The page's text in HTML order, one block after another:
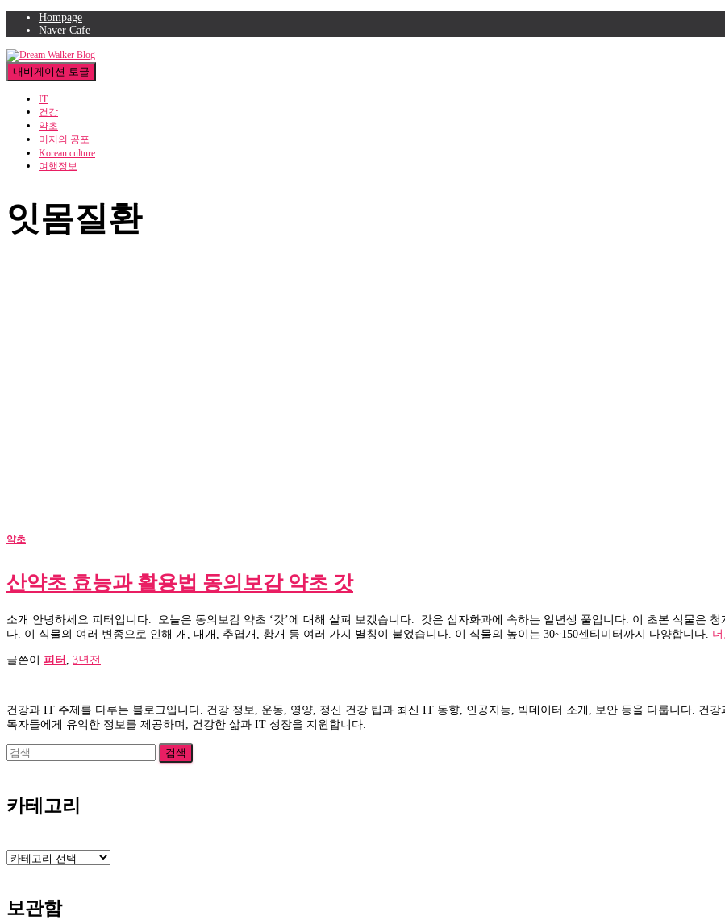
Hompage
Naver Cafe
내비게이션 토글
IT
건강
약초
미지의 공포
Korean culture
여행정보
잇몸질환
약초
산약초 효능과 활용법 동의보감 약초 갓
소개 안녕하세요 피터입니다. 오늘은 동의보감 약초 ‘갓’에 대해 살펴 보겠습니다. 갓은 십자화과에 속하는 일년생 풀입니다. 이 초본 식물은
다. 이 식물의 여러 변종으로 인해 개, 대개, 추엽개, 황개 등 여러 가지 별칭이 붙었습니다. 이 식물의 높이는 30~150센티미터까지 다양합니다.
글쓴이 피터 3년 전
건강과 IT 주제를 다루는 블로그입니다. 건강 정보, 운동, 영양, 정신 건강 팁과 최신 IT 동향, 인공지능, 빅데이터 소개, 보안 등을 다룹니다. 건
독자들에게 유익한 정보를 제공하며, 건강한 삶과 IT 성장을 지원합니다.
검
색:
카테고리
카
리
보관함